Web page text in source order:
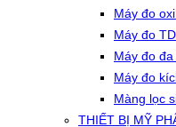
Máy đo
Máy đo
Máy đo
Máy đo
Màng lọc
THIẾT BỊ MỸ